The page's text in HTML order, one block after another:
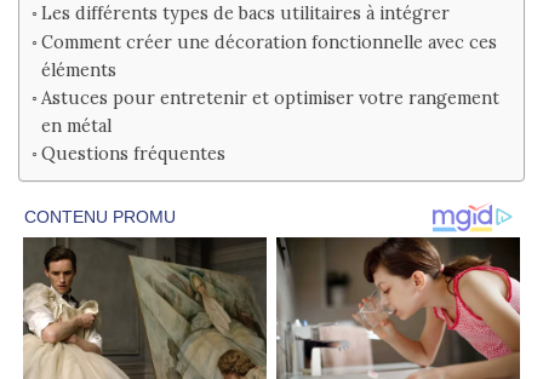
Les différents types de bacs utilitaires à intégrer
Comment créer une décoration fonctionnelle avec ces
éléments
Astuces pour entretenir et optimiser votre rangement
en métal
Questions fréquentes